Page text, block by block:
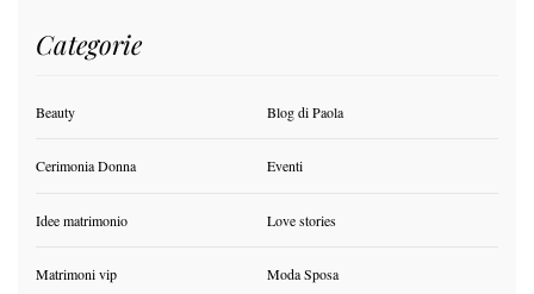
Categorie
Beauty Blog di Paola
Cerimonia Donna Eventi
Idee matrimonio Love stories
Matrimoni vip Moda Sposa